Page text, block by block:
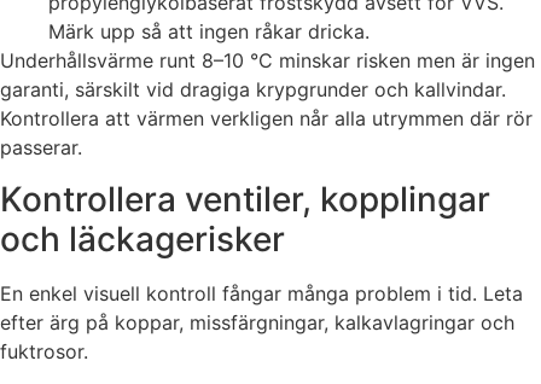
Märk upp så att ingen råkar dricka.
Underhållsvärme runt 8–10 °C minskar risken men är ingen
garanti, särskilt vid dragiga krypgrunder och kallvindar.
Kontrollera att värmen verkligen når alla utrymmen där rör
passerar.
Kontrollera ventiler, kopplingar
och läckagerisker
En enkel visuell kontroll fångar många problem i tid. Leta
efter ärg på koppar, missfärgningar, kalkavlagringar och
fuktrosor.